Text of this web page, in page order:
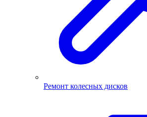
Ремонт колесных дисков